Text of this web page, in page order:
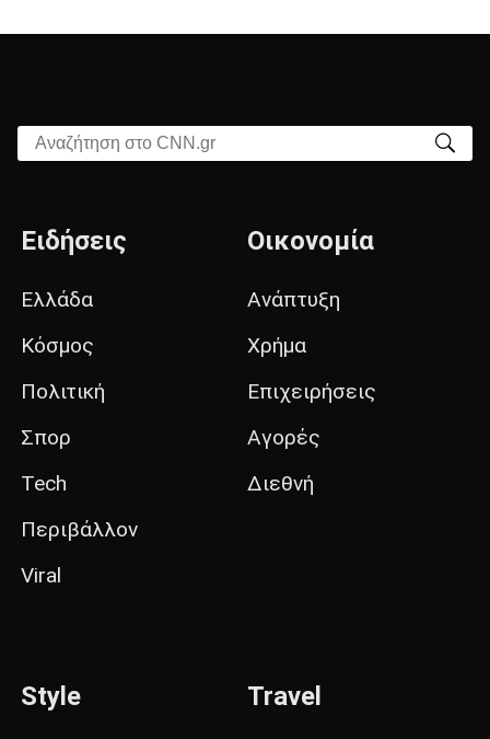
Αναζήτηση στο CNN.gr
Ειδήσεις
Ελλάδα
Κόσμος
Πολιτική
Σπορ
Tech
Περιβάλλον
Viral
Οικονομία
Ανάπτυξη
Χρήμα
Επιχειρήσεις
Αγορές
Διεθνή
Style Travel